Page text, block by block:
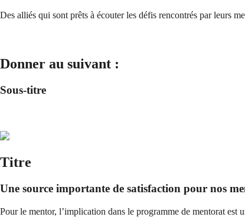
Des alliés qui sont prêts à écouter les défis rencontrés par leurs
Donner au suivant :
Sous-titre
Titre
Une source importante de satisfaction pour nos
Pour le mentor, l’implication dans le programme de mentorat est